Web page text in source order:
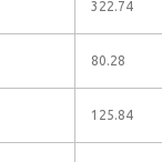
322.74
80.28
125.84